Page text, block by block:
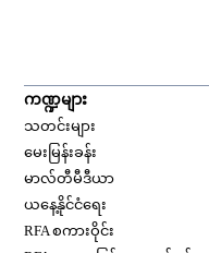
ကဏ္ဍများ
သတင်းများ
မေးမြန်းခန်း
မာလ်တီမီဒီယာ
ယနေ့နိုင်ငံရေး
RFA စကားဝိုင်း